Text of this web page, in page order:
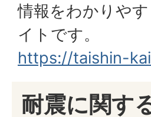
情報をわかりや
イトです。
https://taishin-
耐震に関す